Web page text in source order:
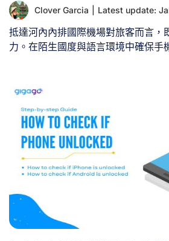
Clover Garcia Latest update:
抵達河內內排國際機場對旅客而言，
力。在陌生國度與語言環境中確保手
資訊。 I、是否應在內排機場（HAN
時於內排機場購買SIM卡，絕對比事
高效。然而，這主要取決於幾個因
目的 若您僅需地圖、交通、翻譯及上
SIM卡已足夠。但若長期停留或需大
建議在河內多方比較以獲取更優惠
行程少於兩週，且主要使用應用程式
卡通常能滿足需求。長期停留者則更
案。 所需數據與通話時數 機場櫃檯
設計，其數據與通話時數方案較為精